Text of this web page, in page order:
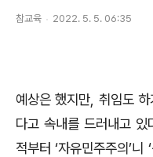
참교육 2022. 5. 5. 06:35
예상은 했지만, 취임도
다고 속내를 드러내고 있
적부터 ‘자유민주주의’니